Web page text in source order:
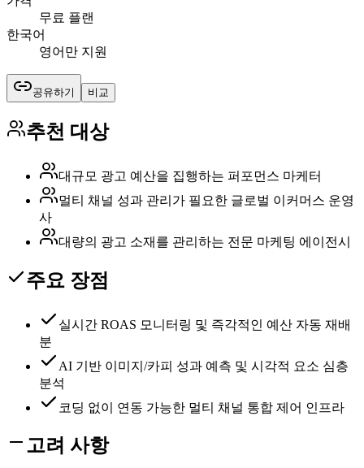
무료 플랜
한국어
영어만 지원
공유하기 비교
추천 대상
대규모 광고 예산을 집행하는 퍼포먼스 마케터
멀티 채널 성과 관리가 필요한 글로벌 이커머스 운영
사
대량의 광고 소재를 관리하는 전문 마케팅 에이전시
주요 장점
실시간 ROAS 모니터링 및 즉각적인 예산 자동 재배
분
AI 기반 이미지/카피 성과 예측 및 시각적 요소 심층
분석
코딩 없이 연동 가능한 멀티 채널 통합 제어 인프라
고려 사항